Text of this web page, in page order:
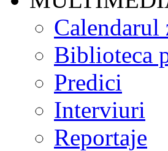
Calendarul
Biblioteca
Predici
Interviuri
Reportaje